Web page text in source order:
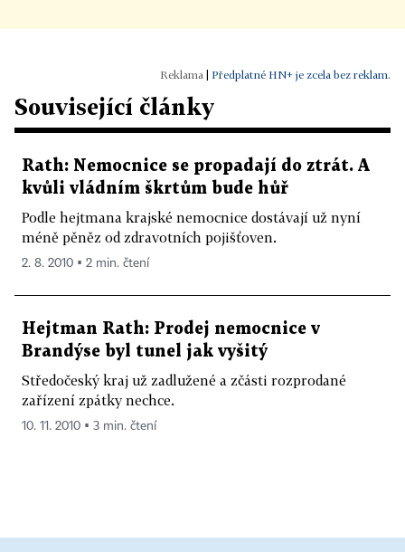
Předplatné HN+ je zcela bez reklam.
Související články
Rath: Nemocnice se propadají do ztrát. A
kvůli vládním škrtům bude hůř
Podle hejtmana krajské nemocnice dostávají už nyní
méně pěněz od zdravotních pojišťoven.
2. 8. 2010 ▪ 2 min. čtení
Hejtman Rath: Prodej nemocnice v
Brandýse byl tunel jak vyšitý
Středočeský kraj už zadlužené a zčásti rozprodané
zařízení zpátky nechce.
10. 11. 2010 ▪ 3 min. čtení